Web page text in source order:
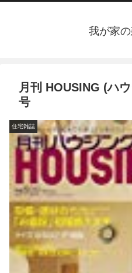
我が家
月刊 HOUSING (ハ
号
住宅雑誌